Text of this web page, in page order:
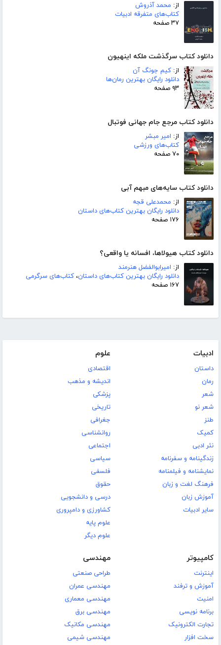
از: محمد آذروش
کتاب‌های متفرقه ادبیات
۳۷ صفحه
دانلود کتاب سرگذشت ملکه اینهیون
از: کیم جونگ آن
دانلود رایگان بهترین رمان‌ها
۹۳ صفحه
دانلود کتاب مرجع جام جهانی فوتبال
از: امیر مبشر
کتاب‌های ورزشی
۷۰ صفحه
دانلود کتاب سایه‌های مبهم آبی
از: محمدعلی قجه
دانلود رایگان بهترین کتاب‌های داستان
۱۷۶ صفحه
دانلود کتاب هیولاها، افسانه یا واقعی؟
از: امیرابوالفضل هنرمند
دانلود رایگان بهترین کتاب‌های داستان، کتاب‌های سرگرمی
۱۶۷ صفحه
ادبیات
داستان
رمان
شعر
شعر نو
طنز
کمیک
نثر ادبی
زندگینامه و سفرنامه
نمایشنامه و فیلمنامه
فرهنگ لغت و زبان
آموزش زبان
سایر ادبیات
علوم
اقتصادی
اندیشه و مذهب
پزشکی
تاریخی
جغرافی
روانشناسی
اجتماعی
سیاسی
فلسفی
حقوق
درسی و دانشجویی
کشاورزی و دامپروری
علوم پایه
علوم دیگر
کامپیوتر
اینترنت
آموزش و ترفند
امنیت
برنامه نویسی
تجارت الکترونیک
سخت افزار
مهندسی
طراحی صنعتی
مهندسی عمران
مهندسی معماری
مهندسی برق
مهندسی مکانیک
مهندسی شیمی